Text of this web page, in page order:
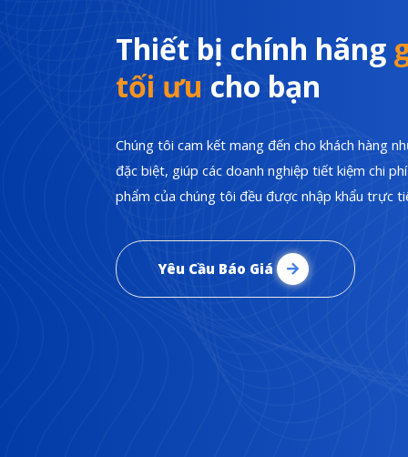
Thiết bị chính hãng
tối ưu cho bạn
Chúng tôi cam kết mang đến cho khách hàng
đặc biệt, giúp các doanh nghiệp tiết kiệm chi
phẩm của chúng tôi đều được nhập khẩu trực
Yêu Cầu Báo Giá